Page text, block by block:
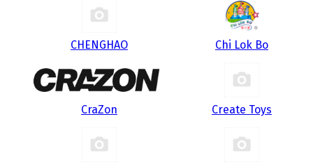
CHENGHAO Chi Lok Bo
CraZon Create Toys